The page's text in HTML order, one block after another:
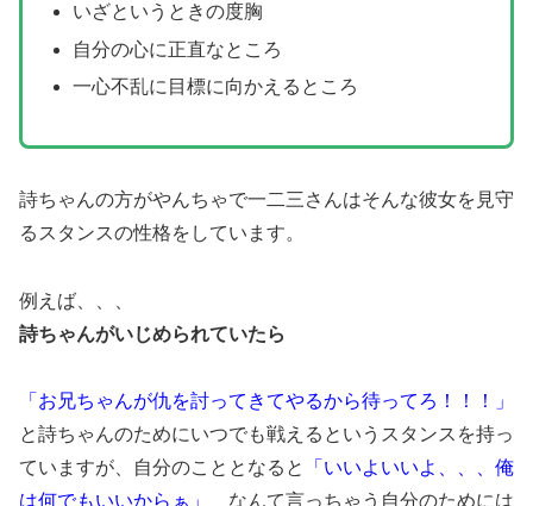
いざというときの度胸
自分の心に正直なところ
一心不乱に目標に向かえるところ
詩ちゃんの方がやんちゃで一二三さんはそんな彼女を見守
るスタンスの性格をしています。
例えば、、、
詩ちゃんがいじめられていたら
「お兄ちゃんが仇を討ってきてやるから待ってろ！！！」
と詩ちゃんのためにいつでも戦えるというスタンスを持っ
ていますが、自分のこととなると
「いいよいいよ、、、俺
は何でもいいからぁ」 なんて言っちゃう自分のためには